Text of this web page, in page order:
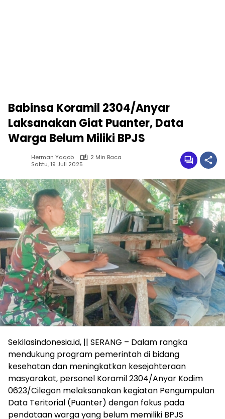
Babinsa Koramil 2304/Anyar
Laksanakan Giat Puanter, Data
Warga Belum Miliki BPJS
Herman Yaqob
2 Min Baca
Sabtu, 19 Juli 2025
Sekilasindonesia.id, || SERANG – Dalam rangka
mendukung program pemerintah di bidang
kesehatan dan meningkatkan kesejahteraan
masyarakat, personel Koramil 2304/Anyar Kodim
0623/Cilegon melaksanakan kegiatan Pengumpulan
Data Teritorial (Puanter) dengan fokus pada
pendataan warga yang belum memiliki BPJS